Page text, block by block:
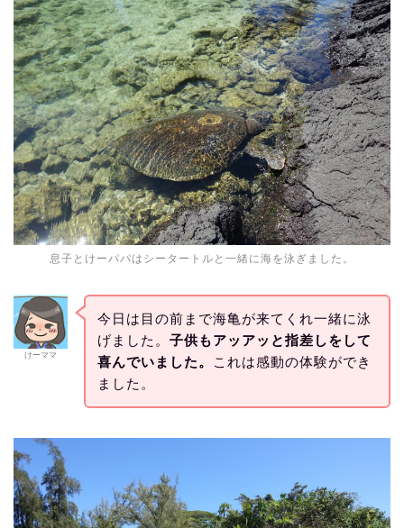
息子とけーパパはシータートルと一緒に海を泳ぎました。
けーママ
今日は目の前まで海亀が来てくれ一緒に泳
げました。 子供もアッアッと指差しをして
喜んでいました。
これは感動の体験ができ
ました。